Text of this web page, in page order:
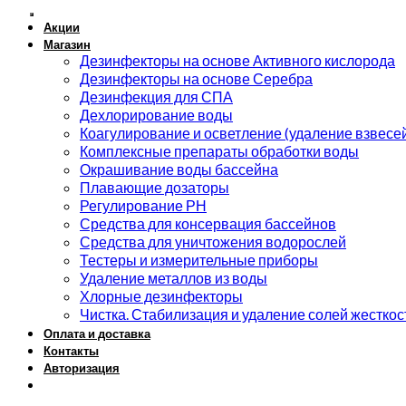
Акции
Магазин
Дезинфекторы на основе Активного кислорода
Дезинфекторы на основе Серебра
Дезинфекция для СПА
Дехлорирование воды
Коагулирование и осветление (удаление
Комплексные препараты обработки воды
Окрашивание воды бассейна
Плавающие дозаторы
Регулирование РН
Средства для консервация бассейнов
Средства для уничтожения водорослей
Тестеры и измерительные приборы
Удаление металлов из воды
Хлорные дезинфекторы
Чистка. Стабилизация и удаление солей
Оплата и доставка
Контакты
Авторизация